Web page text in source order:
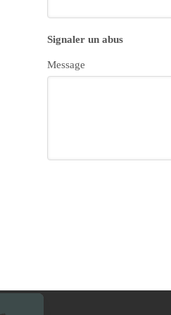
Signaler un abus
Message